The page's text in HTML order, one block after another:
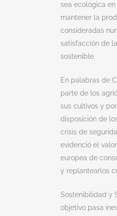
sea ecológica
mantener la
consideradas
satisfacción de
sostenible.
En palabras de
parte de los
sus cultivos y
disposición de
crisis de
evidenció el
europea de
y replantearlos
Sostenibilidad y
objetivo pasa